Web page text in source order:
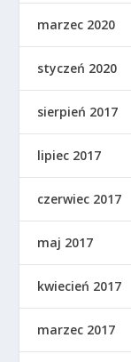
marzec 2020
styczeń 2020
sierpień 2017
lipiec 2017
czerwiec 2017
maj 2017
kwiecień 2017
marzec 2017